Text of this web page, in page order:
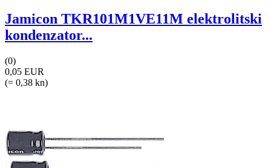
Jamicon TKR101M1VE11M elektrolitski
kondenzator...
(0)
0,05 EUR
(= 0,38 kn)